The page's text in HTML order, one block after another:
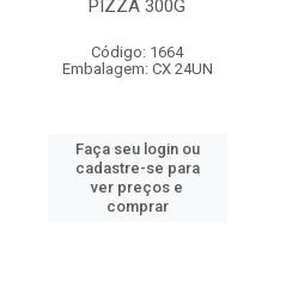
PIZZA 300G
Código: 1664
Embalagem: CX 24UN
Faça seu login ou
cadastre-se para
ver preços e
comprar